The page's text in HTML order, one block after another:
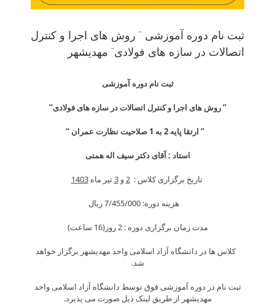
ثبت نام دوره آموزشی ” روش های اجرا و کنترل
اتصالات در سازه های فولادی” مهدیشهر
ثبت نام دوره آموزشی
” روش های اجرا و کنترل اتصالات در سازه های فولادی”
” ارتقا پایه 2 به 1 صلاحیت نظارت عمران “
استاد : آقای دکتر سیف اله همتی
تاریخ برگزاری کلاس :2و3تیر ماه1403
هزینه دوره: 7/455/000 ريال
مدت زمان برگزاری دوره : 2 روز(16 ساعت)
کلاس ها در دانشگاه آزاد اسلامی واحد مهدیشهر برگزار خواهد
شد.
ثبت نام در دوره آموزشی فوق توسط دانشگاه آزاد اسلامی واحد
مهدیشهر از طریق لینک ذیل صورت می پذیرد.